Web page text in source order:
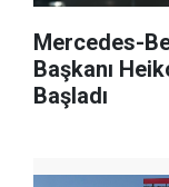
Mercedes-
Başkanı
Başladı